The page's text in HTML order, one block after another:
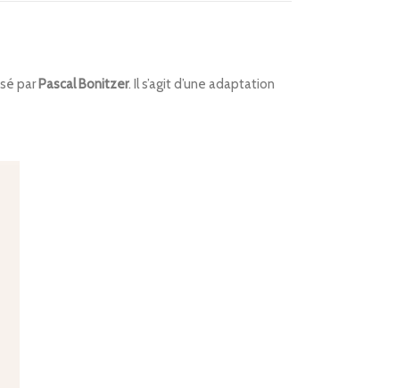
parPascal Bonitzer. Il s’agit d’une adaptation